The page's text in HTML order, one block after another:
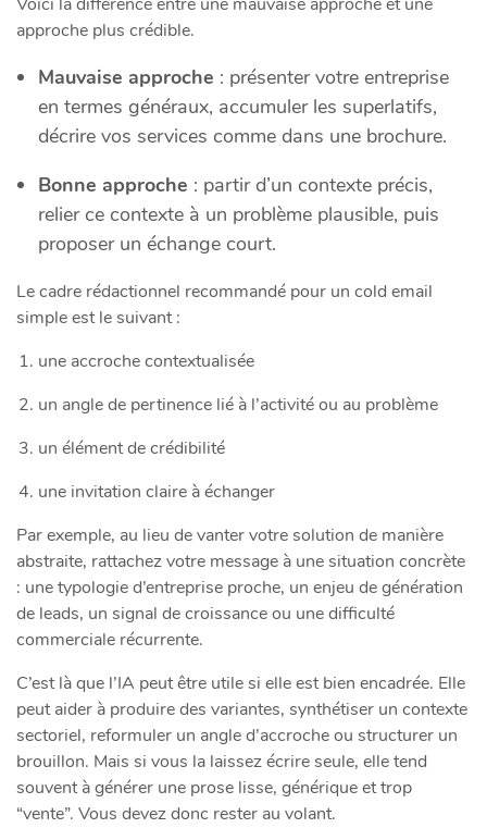
approche plus crédible.
Mauvaise approche : présenter votre entreprise
en termes généraux, accumuler les superlatifs,
décrire vos services comme dans une brochure.
Bonne approche : partir d’un contexte précis,
relier ce contexte à un problème plausible, puis
proposer un échange court.
Le cadre rédactionnel recommandé pour un cold email
simple est le suivant :
une accroche contextualisée
un angle de pertinence lié à l’activité ou au problème
un élément de crédibilité
une invitation claire à échanger
Par exemple, au lieu de vanter votre solution de manière
abstraite, rattachez votre message à une situation concrète
: une typologie d’entreprise proche, un enjeu de génération
de leads, un signal de croissance ou une difficulté
commerciale récurrente.
C’est là que l’IA peut être utile si elle est bien encadrée. Elle
peut aider à produire des variantes, synthétiser un contexte
sectoriel, reformuler un angle d’accroche ou structurer un
brouillon. Mais si vous la laissez écrire seule, elle tend
souvent à générer une prose lisse, générique et trop
“vente”. Vous devez donc rester au volant.